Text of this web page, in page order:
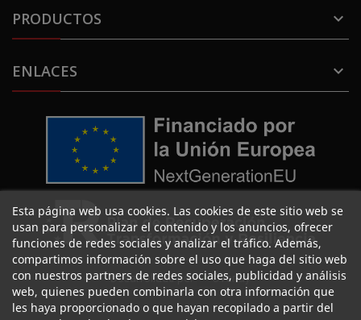
PRODUCTOS 
ENLACES 
Desarrollado por Overlay
Esta página web usa cookies. Las cookies de este sitio web se
usan para personalizar el contenido y los anuncios, ofrecer
funciones de redes sociales y analizar el tráfico. Además,
compartimos información sobre el uso que haga del sitio web
con nuestros partners de redes sociales, publicidad y análisis
web, quienes pueden combinarla con otra información que
les haya proporcionado o que hayan recopilado a partir del